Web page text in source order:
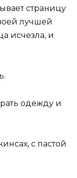
страницу
лучшей
исчезла, и
одежду и
с пастой